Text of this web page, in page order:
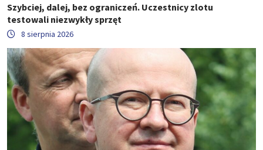
Szybciej, dalej, bez ograniczeń. Uczestnicy zlotu
testowali niezwykły sprzęt
8 sierpnia 2026